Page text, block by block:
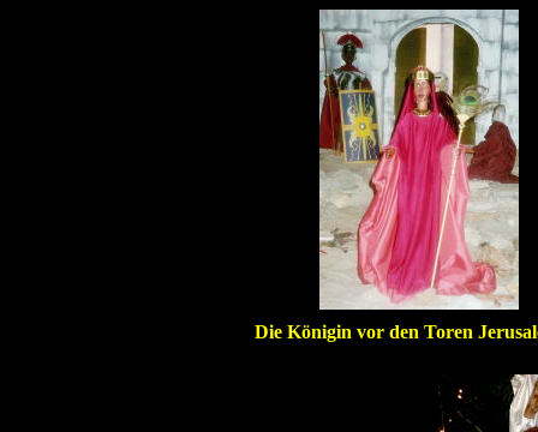
Die Königin vor den Toren